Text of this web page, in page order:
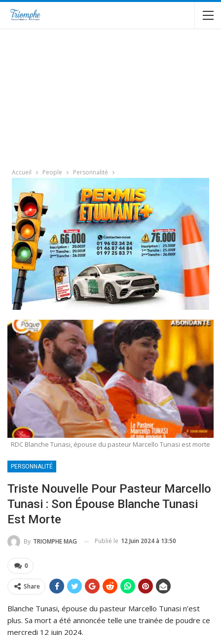
Accueil People Personnalité
RDC Blanche Tunasi, épouse du pasteur Marcello Tunasi est morte
PERSONNALITÉ
Triste Nouvelle Pour Pasteur Marcello
Tunasi : Son Épouse Blanche Tunasi
Est Morte
By TRIOMPHE MAG Publié le 12 Juin 2024 à 13:50
0
Share
Blanche Tunasi, épouse du pasteur Marcello Tunasi n’est
plus. Sa mort a été annoncée telle une trainée de poudre ce
mercredi 12 juin 2024.